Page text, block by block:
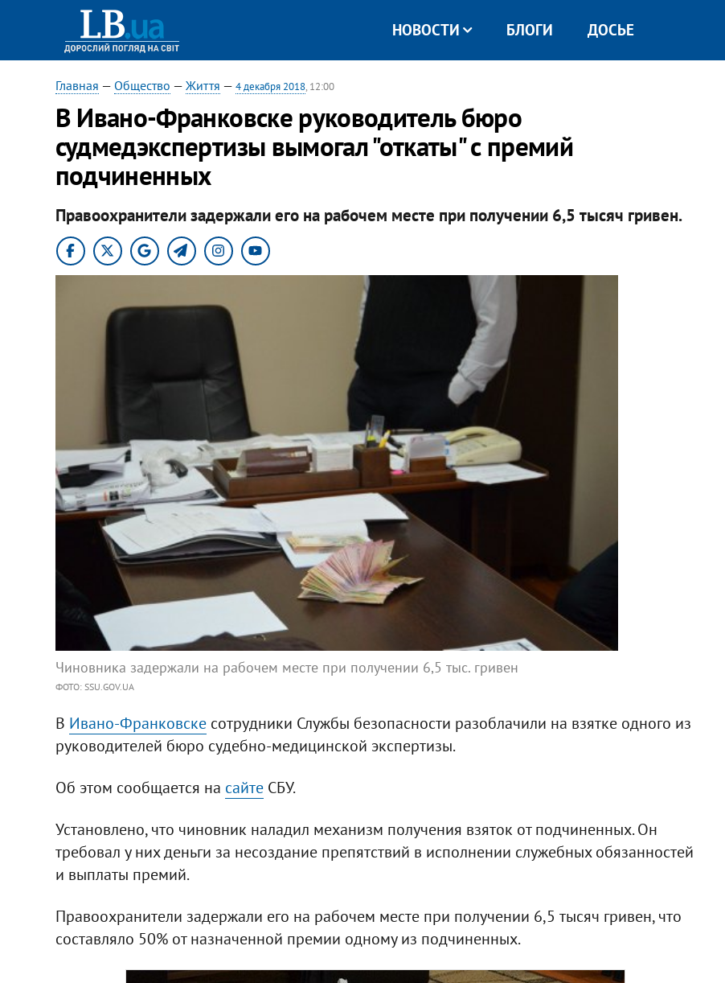
НОВОСТИ БЛОГИ ДОСЬЕ
Главная — Общество — Життя — 4 декабря 2018, 12:00
​В Ивано-Франковске руководитель бюро
судмедэкспертизы вымогал "откаты" с премий
подчиненных
Правоохранители задержали его на рабочем месте при получении 6,5 тысяч гривен.
Чиновника задержали на рабочем месте при получении 6,5 тыс. гривен
ФОТО: SSU.GOV.UA
В Ивано-Франковскесотрудники Службы безопасности разоблачили на взятке одного из
руководителей бюро судебно-медицинской экспертизы.
Об этом сообщается на сайтеСБУ.
Установлено, что чиновник наладил механизм получения взяток от подчиненных. Он
требовал у них деньги за несоздание препятствий в исполнении служебных обязанностей
и выплаты премий.
Правоохранители задержали его на рабочем месте при получении 6,5 тысяч гривен, что
составляло 50% от назначенной премии одному из подчиненных.